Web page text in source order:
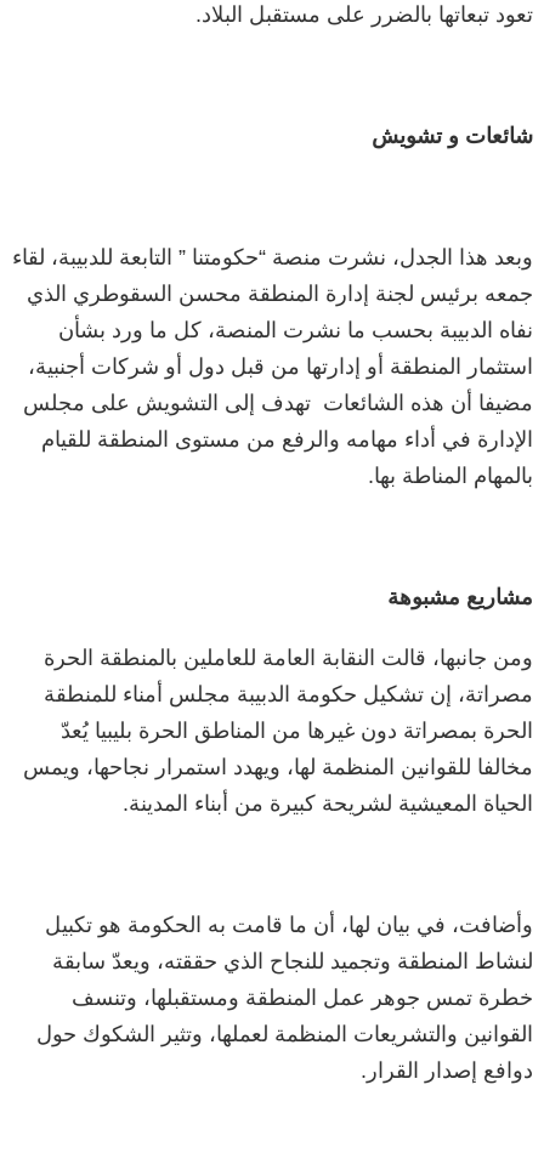
تعود تبعاتها بالضرر على مستقبل البلاد.
شائعات و تشويش
وبعد هذا الجدل، نشرت منصة “حكومتنا ” التابعة للدبيبة، لقاء
جمعه برئيس لجنة إدارة المنطقة محسن السقوطري الذي
نفاه الدبيبة بحسب ما نشرت المنصة، كل ما ورد بشأن
استثمار المنطقة أو إدارتها من قبل دول أو شركات أجنبية،
مضيفا أن هذه الشائعات تهدف إلى التشويش على مجلس
الإدارة في أداء مهامه والرفع من مستوى المنطقة للقيام
بالمهام المناطة بها.
مشاريع مشبوهة
ومن جانبها، قالت النقابة العامة للعاملين بالمنطقة الحرة
مصراتة، إن تشكيل حكومة الدبيبة مجلس أمناء للمنطقة
الحرة بمصراتة دون غيرها من المناطق الحرة بليبيا يُعدّ
مخالفا للقوانين المنظمة لها، ويهدد استمرار نجاحها، ويمس
الحياة المعيشية لشريحة كبيرة من أبناء المدينة.
وأضافت، في بيان لها، أن ما قامت به الحكومة هو تكبيل
لنشاط المنطقة وتجميد للنجاح الذي حققته، ويعدّ سابقة
خطرة تمس جوهر عمل المنطقة ومستقبلها، وتنسف
القوانين والتشريعات المنظمة لعملها، وتثير الشكوك حول
دوافع إصدار القرار.